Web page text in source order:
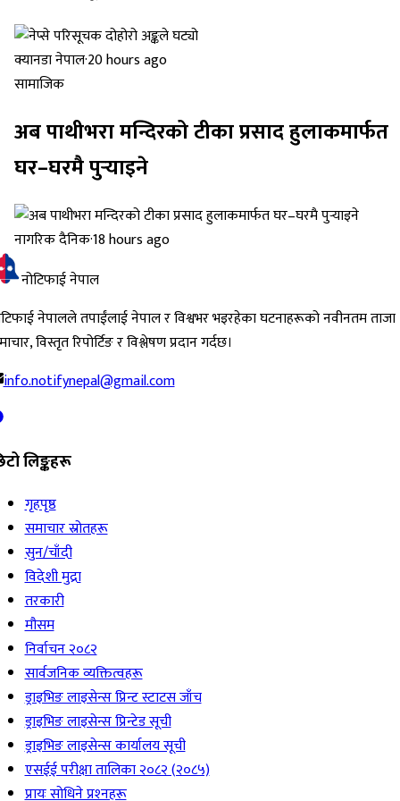
क्यानडा नेपाल·20 hours ago
सामाजिक
अब पाथीभरा मन्दिरको टीका प्रसाद हुलाकमार्फत
घर–घरमै पुर्‍याइने
नागरिक दैनिक·18 hours ago
नोटिफाई नेपाल
नेपालले तपाईंलाई नेपाल र विश्वभर भइरहेका घटनाहरूको नवीनतम ताजा
विस्तृत रिपोर्टिङ र विश्लेषण प्रदान गर्दछ।
info.notifynepal@gmail.com
लिङ्कहरू
गृहपृष्ठ
समाचार स्रोतहरू
सुन/चाँदी
विदेशी मुद्रा
तरकारी
मौसम
निर्वाचन २०८२
सार्वजनिक व्यक्तित्वहरू
ड्राइभिङ लाइसेन्स प्रिन्ट स्टाटस जाँच
ड्राइभिङ लाइसेन्स प्रिन्टेड सूची
ड्राइभिङ लाइसेन्स कार्यालय सूची
एसईई परीक्षा तालिका २०८२ (२०८५)
प्रायः सोधिने प्रश्‍नहरू